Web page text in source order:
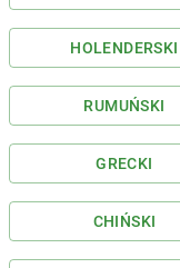
HOLENDERSKI
RUMUŃSKI
GRECKI
CHIŃSKI